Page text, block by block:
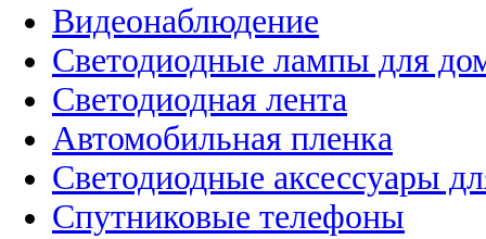
Видеонаблюдение
Светодиодные лампы для
Светодиодная лента
Автомобильная пленка
Светодиодные аксессуары
Спутниковые телефоны